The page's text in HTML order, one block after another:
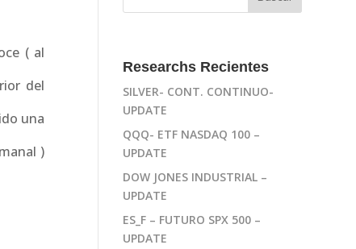
( al
del
una
)
Researchs Recientes
SILVER- CONT. CONTINUO-
UPDATE
QQQ- ETF NASDAQ 100 –
UPDATE
DOW JONES INDUSTRIAL –
UPDATE
ES_F – FUTURO SPX 500 –
UPDATE